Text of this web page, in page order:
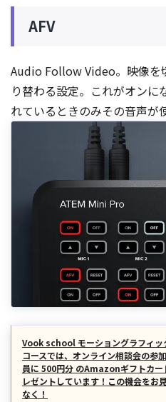
AFV
Audio Follow Video。映像を
り替わる設定。これがオンに
れているときのみその音声が
Vook school モーショングラフィッ
コースでは、オンライン相談会の参
員に 500円分 のAmazonギフトカー
レゼントしています！この機会をお
なく！